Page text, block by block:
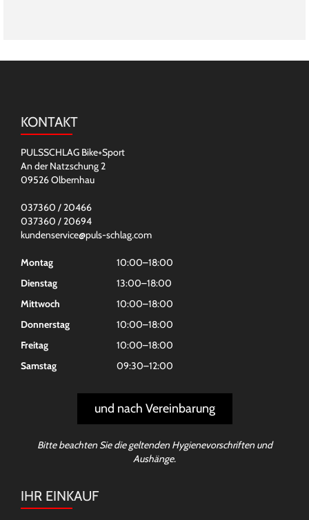
KONTAKT
PULSSCHLAG Bike+Sport
An der Natzschung 2
09526 Olbernhau
037360 / 20466
037360 / 20694
kundenservice@puls-schlag.com
Montag
10:00–18:00
Dienstag
13:00–18:00
Mittwoch
10:00–18:00
Donnerstag
10:00–18:00
Freitag
10:00–18:00
Samstag
09:30–12:00
und nach Vereinbarung
Bitte beachten Sie die geltenden Hygienevorschriften und
Aushänge.
IHR EINKAUF